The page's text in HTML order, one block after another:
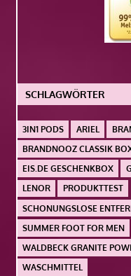
SCHLAGWÖRTER
3IN1 PODS ARIEL
BRANDNOOZ CLASSIK
EIS.DE GESCHENKBOX
LENOR
PRODUKTTEST
SCHONUNGSLOSE
SUMMER FOOT FOR MEN
WALDBECK GRANITE
WASCHMITTEL